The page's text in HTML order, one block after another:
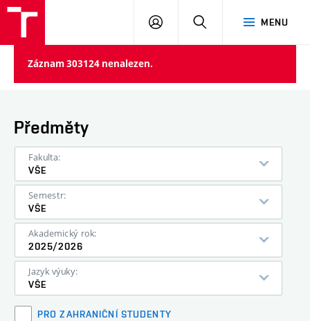
MENU
PŘIHLÁSIT
Záznam 303124 nenalezen.
Předměty
Fakulta:
VŠE
Semestr:
VŠE
Akademický rok:
2025/2026
Jazyk výuky:
VŠE
PRO ZAHRANIČNÍ STUDENTY